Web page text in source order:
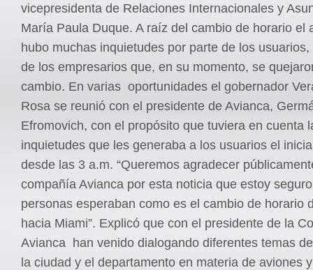
vicepresidenta de Relaciones Internacionales y
María Paula Duque. A raíz del cambio de horario el
hubo muchas inquietudes por parte de los
de los empresarios que, en su momento, se
cambio. En varias oportunidades el gobernador
Rosa se reunió con el presidente de Avianca,
Efromovich, con el propósito que tuviera en cuenta
inquietudes que les generaba a los usuarios el
desde las 3 a.m. “Queremos agradecer
compañía Avianca por esta noticia que estoy
personas esperaban como es el cambio de horario
hacia Miami”. Explicó que con el presidente de la
Avianca han venido dialogando diferentes temas
la ciudad y el departamento en materia de aviones